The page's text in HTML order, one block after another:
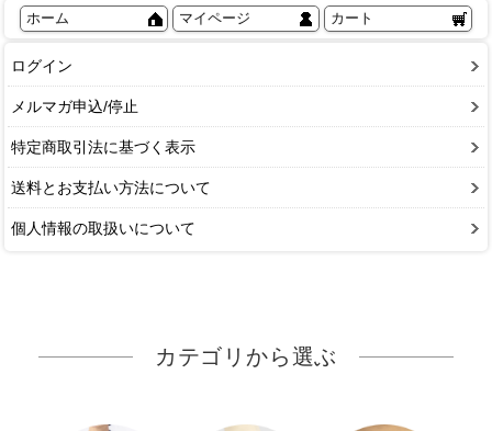
ホーム マイページ カート
ログイン
メルマガ申込/停止
特定商取引法に基づく表示
送料とお支払い方法について
個人情報の取扱いについて
カテゴリから選ぶ